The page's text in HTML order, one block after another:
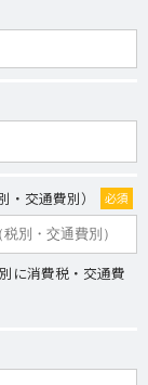
交通費別） 必須
に消費税・交通費